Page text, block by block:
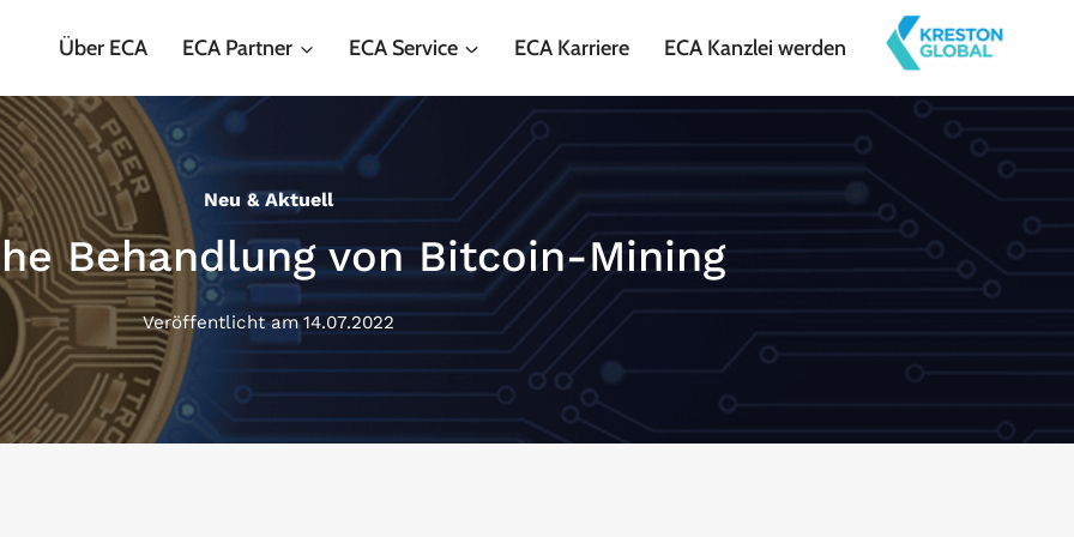
Über ECA ECA Partner ECA Service ECA Karriere ECA Kanzlei werden
Neu & Aktuell
Behandlung von Bitcoin-Mining
Veröffentlicht am14.07.2022